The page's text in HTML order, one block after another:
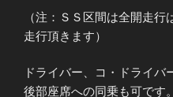
（注：ＳＳ区間は全開走
走行頂きます）
ドライバー、コ・ドライバ
後部座席への同乗も可です。